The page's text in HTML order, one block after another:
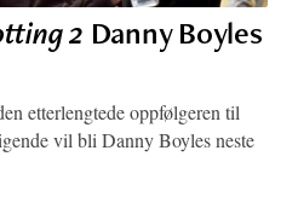
2 Danny Boyles
etterlengtede oppfølgeren til
vil bli Danny Boyles neste